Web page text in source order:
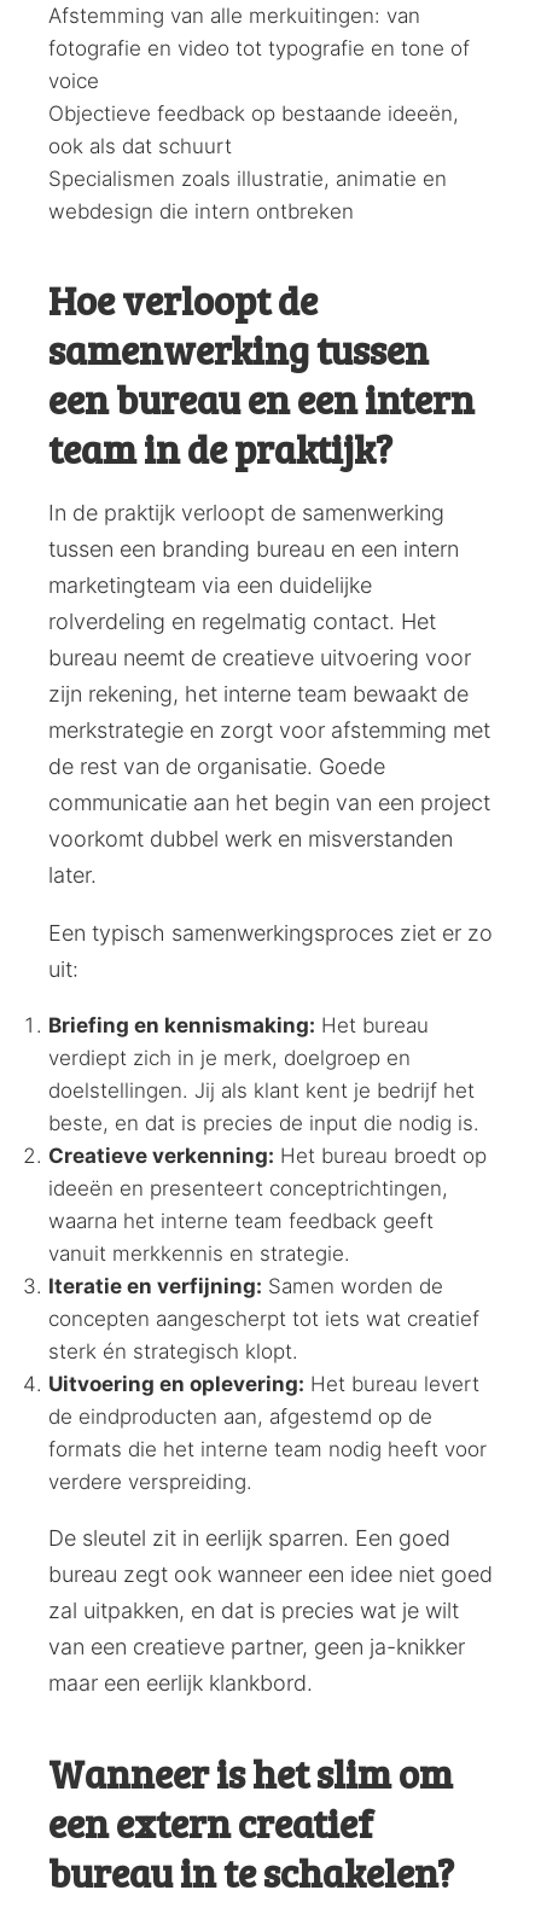
Afstemming van alle merkuitingen: van
fotografie en video tot typografie en tone of
voice
Objectieve feedback op bestaande ideeën,
ook als dat schuurt
Specialismen zoals illustratie, animatie en
webdesign die intern ontbreken
Hoe verloopt de
samenwerking tussen
een bureau en een intern
team in de praktijk?
In de praktijk verloopt de samenwerking
tussen een branding bureau en een intern
marketingteam via een duidelijke
rolverdeling en regelmatig contact. Het
bureau neemt de creatieve uitvoering voor
zijn rekening, het interne team bewaakt de
merkstrategie en zorgt voor afstemming met
de rest van de organisatie. Goede
communicatie aan het begin van een project
voorkomt dubbel werk en misverstanden
later.
Een typisch samenwerkingsproces ziet er zo
uit:
Briefing en kennismaking: Het bureau
verdiept zich in je merk, doelgroep en
doelstellingen. Jij als klant kent je bedrijf het
beste, en dat is precies de input die nodig is.
Creatieve verkenning: Het bureau broedt op
ideeën en presenteert conceptrichtingen,
waarna het interne team feedback geeft
vanuit merkkennis en strategie.
Iteratie en verfijning: Samen worden de
concepten aangescherpt tot iets wat creatief
sterk én strategisch klopt.
Uitvoering en oplevering: Het bureau levert
de eindproducten aan, afgestemd op de
formats die het interne team nodig heeft voor
verdere verspreiding.
De sleutel zit in eerlijk sparren. Een goed
bureau zegt ook wanneer een idee niet goed
zal uitpakken, en dat is precies wat je wilt
van een creatieve partner, geen ja-knikker
maar een eerlijk klankbord.
Wanneer is het slim om
een extern creatief
bureau in te schakelen?